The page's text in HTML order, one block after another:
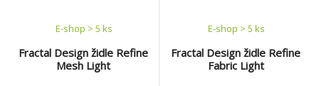
Fractal Design židle Refine
Mesh Light
E-shop > 5 ks
Fractal Design židle Refine
Fabric Light
E-shop > 5 ks